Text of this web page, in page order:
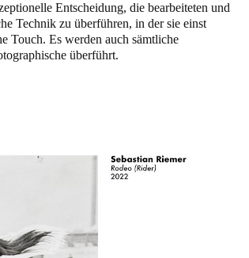
Entscheidung, die bearbeiteten und
Technik zu überführen, in der sie einst
Touch. Es werden auch sämtliche
überführt.